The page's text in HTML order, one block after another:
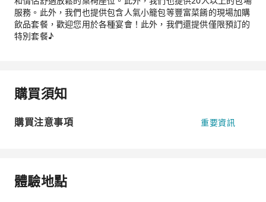
服務。此外，我們也提供包含人氣小籠包等豐富菜餚的現場加購
飲品套餐，歡迎您用於各種宴會！此外，我們還提供僅限預訂的
特別套餐♪
購買須知
購買注意事項 重要資訊
體驗地點